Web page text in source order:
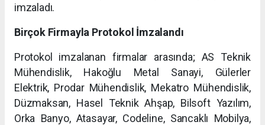
imzaladı.
Birçok Firmayla Protokol İmzalandı
Protokol imzalanan firmalar arasında; AS Teknik
Mühendislik, Hakoğlu Metal Sanayi, Gülerler
Elektrik, Prodar Mühendislik, Mekatro Mühendislik,
Düzmaksan, Hasel Teknik Ahşap, Bilsoft Yazılım,
Orka Banyo, Atasayar, Codeline, Sancaklı Mobilya,